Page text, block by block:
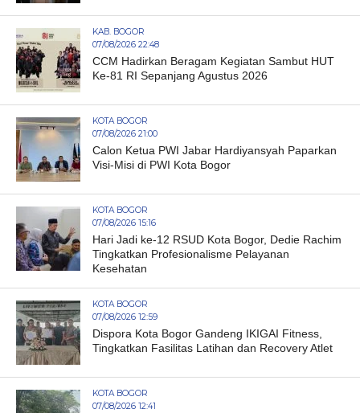
KAB. BOGOR
07/08/2026 22:48
CCM Hadirkan Beragam Kegiatan Sambut HUT
Ke-81 RI Sepanjang Agustus 2026
KOTA BOGOR
07/08/2026 21:00
Calon Ketua PWI Jabar Hardiyansyah Paparkan
Visi-Misi di PWI Kota Bogor
KOTA BOGOR
07/08/2026 15:16
Hari Jadi ke-12 RSUD Kota Bogor, Dedie Rachim
Tingkatkan Profesionalisme Pelayanan
Kesehatan
KOTA BOGOR
07/08/2026 12:59
Dispora Kota Bogor Gandeng IKIGAI Fitness,
Tingkatkan Fasilitas Latihan dan Recovery Atlet
KOTA BOGOR
07/08/2026 12:41